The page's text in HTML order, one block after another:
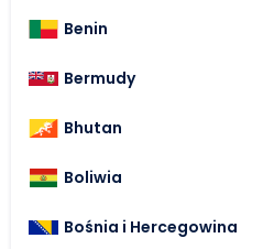
Benin
Bermudy
Bhutan
Boliwia
Bośnia i Hercegowina